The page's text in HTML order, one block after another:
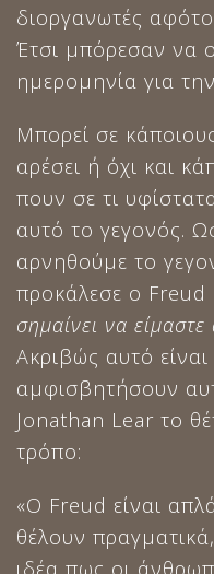
διοργανωτές
Έτσι μπόρεσαν να
ημερομηνία για
Μπορεί σε
αρέσει ή όχι και
πουν σε τι
αυτό το γεγονός.
αρνηθούμε το
προκάλεσε ο Freud
σημαίνει να
Ακριβώς αυτό
αμφισβητήσουν
Jonathan Lear το
τρόπο:
«Ο Freud είναι
θέλουν
ιδέα πως οι